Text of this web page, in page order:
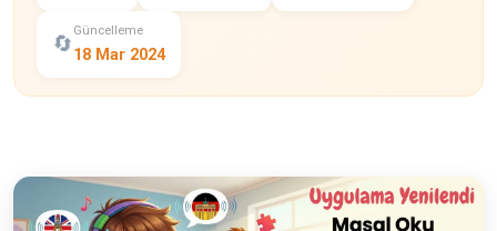
🔄
Güncelleme
18 Mar 2024